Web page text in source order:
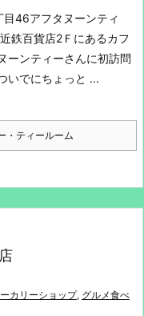
目46アフタヌーンティ
近鉄百貨店2Ｆにあるカフ
ーンティーさんに初訪問
いでにちょっと ...
・ティールーム
カリーショップ, グルメ食べ